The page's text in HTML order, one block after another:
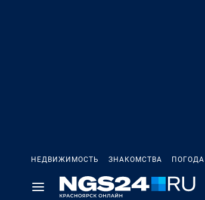
НЕДВИЖИМОСТЬ ЗНАКОМСТВА ПОГОДА